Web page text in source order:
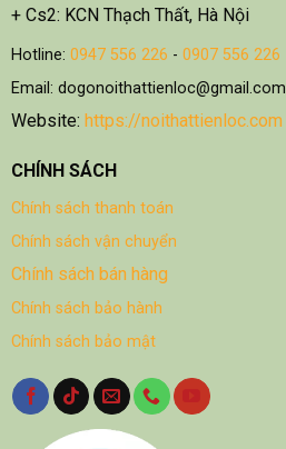
+ Cs2: KCN Thạch Thất, Hà Nội
Hotline: 0947 556 226 - 0907 556 226
Email: dogonoithattienloc@gmail.com
Website: https://noithattienloc.com
CHÍNH SÁCH
Chính sách thanh toán
Chính sách vận chuyển
Chính sách bán hàng
Chính sách bảo hành
Chính sách bảo mật